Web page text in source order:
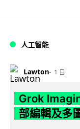
人工智能
Lawton 1 日
Grok
部編輯及多